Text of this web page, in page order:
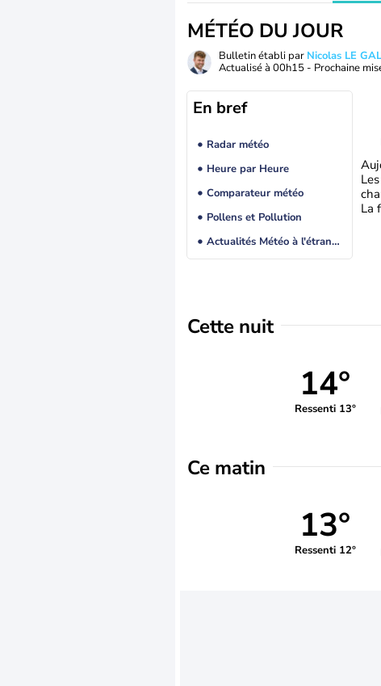
MÉTÉO DU JOUR
Bulletin établi par Nicolas LE
Actualisé à 00h15 - Prochaine
En bref
Radar météo
Heure par Heure
Comparateur météo
Pollens et Pollution
Actualités Météo à l'étranger
La
Cette nuit
14°
Ressenti 13°
Ce matin
13°
Ressenti 12°